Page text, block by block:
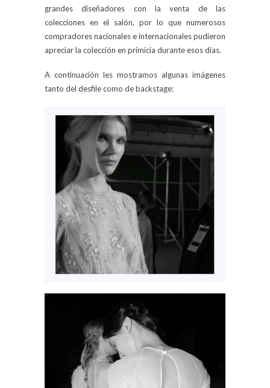
grandes diseñadores con la venta de las
colecciones en el salón, por lo que numerosos
compradores nacionales e internacionales pudieron
apreciar la colección en primicia durante esos días.
A continuación les mostramos algunas imágenes
tanto del desfile como de backstage: